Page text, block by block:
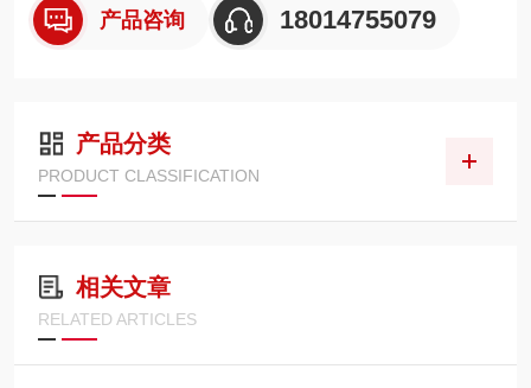
产品咨询 18014755079
产品分类
PRODUCT CLASSIFICATION
相关文章
RELATED ARTICLES